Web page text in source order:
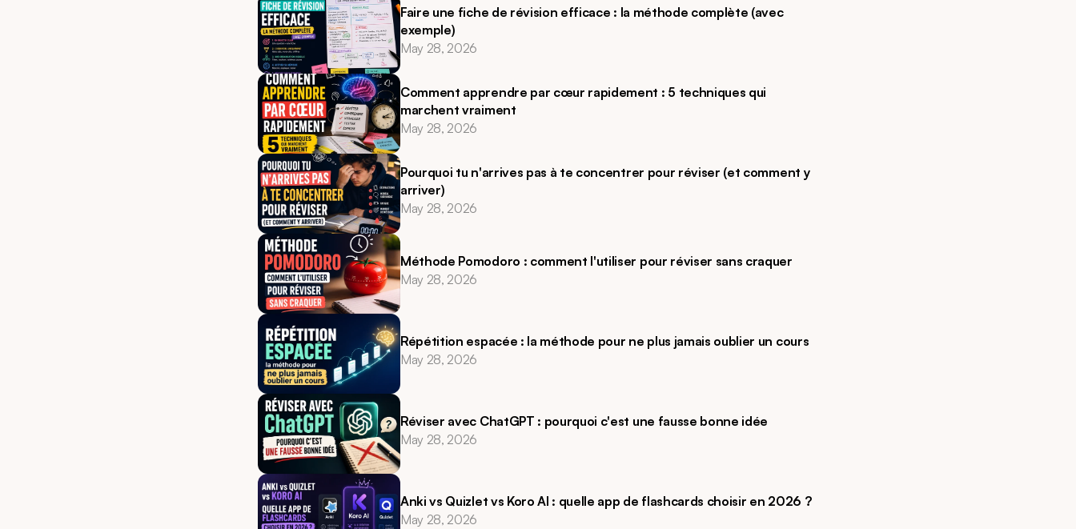
Faire une fiche de révision efficace : la méthode complète (avec
exemple)
May 28, 2026
Comment apprendre par cœur rapidement : 5 techniques qui
marchent vraiment
May 28, 2026
Pourquoi tu n'arrives pas à te concentrer pour réviser (et comment y
arriver)
May 28, 2026
Méthode Pomodoro : comment l'utiliser pour réviser sans craquer
May 28, 2026
Répétition espacée : la méthode pour ne plus jamais oublier un cours
May 28, 2026
Réviser avec ChatGPT : pourquoi c'est une fausse bonne idée
May 28, 2026
Anki vs Quizlet vs Koro AI : quelle app de flashcards choisir en 2026 ?
May 28, 2026